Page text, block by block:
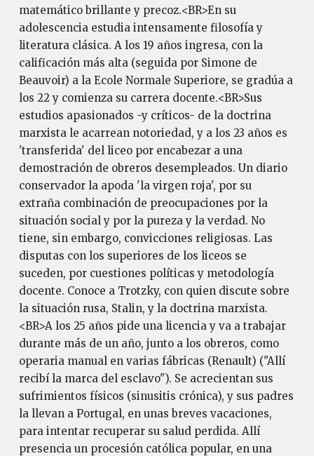
matemático brillante y precoz.<BR>En su
adolescencia estudia intensamente filosofía y
literatura clásica. A los 19 años ingresa, con la
calificación más alta (seguida por Simone de
Beauvoir) a la Ecole Normale Superiore, se gradúa a
los 22 y comienza su carrera docente.<BR>Sus
estudios apasionados -y críticos- de la doctrina
marxista le acarrean notoriedad, y a los 23 años es
'transferida' del liceo por encabezar a una
demostración de obreros desempleados. Un diario
conservador la apoda 'la virgen roja', por su
extraña combinación de preocupaciones por la
situación social y por la pureza y la verdad. No
tiene, sin embargo, convicciones religiosas. Las
disputas con los superiores de los liceos se
suceden, por cuestiones políticas y metodología
docente. Conoce a Trotzky, con quien discute sobre
la situación rusa, Stalin, y la doctrina marxista.
<BR>A los 25 años pide una licencia y va a trabajar
durante más de un año, junto a los obreros, como
operaria manual en varias fábricas (Renault) ("Allí
recibí la marca del esclavo"). Se acrecientan sus
sufrimientos físicos (sinusitis crónica), y sus padres
la llevan a Portugal, en unas breves vacaciones,
para intentar recuperar su salud perdida. Allí
presencia un procesión católica popular, en una